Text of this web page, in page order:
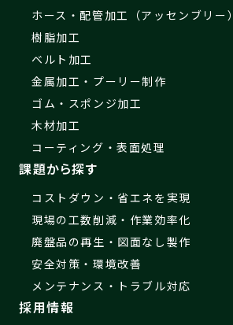
ホース・配管加工（アッセンブリー）
樹脂加工
ベルト加工
金属加工・プーリー制作
ゴム・スポンジ加工
木材加工
コーティング・表面処理
課題から探す
コストダウン・省エネを実現
現場の工数削減・作業効率化
廃盤品の再生・図面なし製作
安全対策・環境改善
メンテナンス・トラブル対応
採用情報